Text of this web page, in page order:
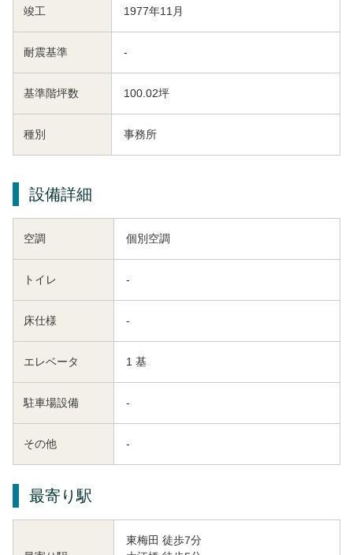
竣工 1977年11月
耐震基準 -
基準階坪数 100.02坪
種別 事務所
設備詳細
空調 個別空調
トイレ -
床仕様 -
エレベータ 1 基
駐車場設備 -
その他 -
最寄り駅
東梅田 徒歩7分